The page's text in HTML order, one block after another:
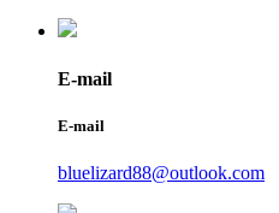
E-mail
E-mail
bluelizard88@outlook.com